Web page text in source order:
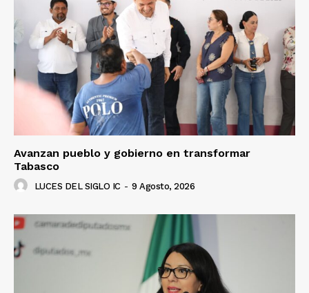
Avanzan pueblo y gobierno en transformar
Tabasco
LUCES DEL SIGLO IC - 9 Agosto, 2026